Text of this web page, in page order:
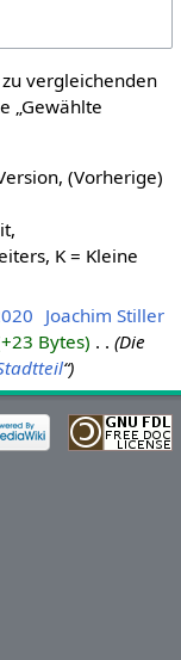
vergleichenden
„Gewählte
(Vorherige)
K = Kleine
Joachim Stiller
+23 Bytes
Die
“